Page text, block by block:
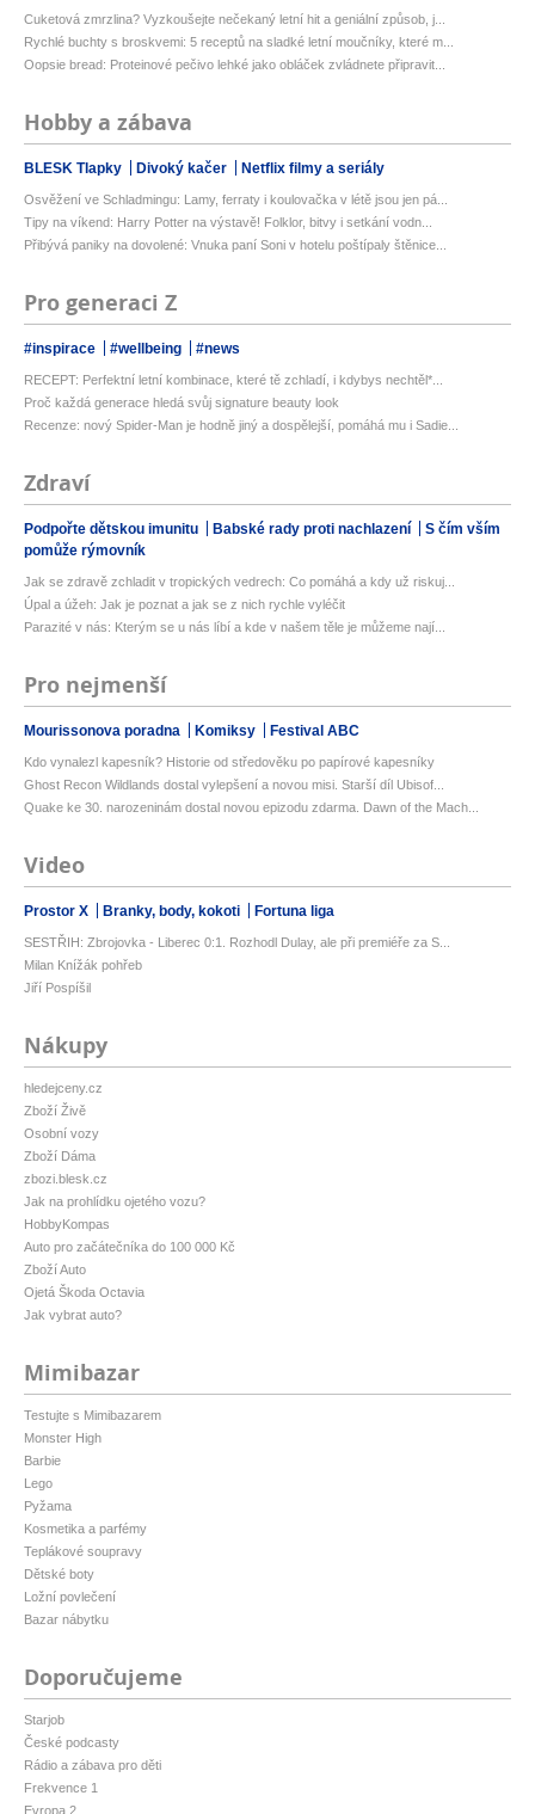
Cuketová zmrzlina? Vyzkoušejte nečekaný letní hit a geniální způsob, j...
Rychlé buchty s broskvemi: 5 receptů na sladké letní moučníky, které m...
Oopsie bread: Proteinové pečivo lehké jako obláček zvládnete připravit...
Hobby a zábava
BLESK Tlapky Divoký kačer Netflix filmy a seriály
Osvěžení ve Schladmingu: Lamy, ferraty i koulovačka v létě jsou jen pá...
Tipy na víkend: Harry Potter na výstavě! Folklor, bitvy i setkání vodn...
Přibývá paniky na dovolené: Vnuka paní Soni v hotelu poštípaly štěnice...
Pro generaci Z
#inspirace #wellbeing #news
RECEPT: Perfektní letní kombinace, které tě zchladí, i kdybys nechtěl*...
Proč každá generace hledá svůj signature beauty look
Recenze: nový Spider-Man je hodně jiný a dospělejší, pomáhá mu i Sadie...
Zdraví
Podpořte dětskou imunitu Babské rady proti nachlazení
S čím vším
pomůže rýmovník
Jak se zdravě zchladit v tropických vedrech: Co pomáhá a kdy už riskuj...
Úpal a úžeh: Jak je poznat a jak se z nich rychle vyléčit
Parazité v nás: Kterým se u nás líbí a kde v našem těle je můžeme nají...
Pro nejmenší
Mourissonova poradna Komiksy Festival ABC
Kdo vynalezl kapesník? Historie od středověku po papírové kapesníky
Ghost Recon Wildlands dostal vylepšení a novou misi. Starší díl Ubisof...
Quake ke 30. narozeninám dostal novou epizodu zdarma. Dawn of the Mach...
Video
Prostor X Branky, body, kokoti Fortuna liga
SESTŘIH: Zbrojovka - Liberec 0:1. Rozhodl Dulay, ale při premiéře za S...
Milan Knížák pohřeb
Jiří Pospíšil
Nákupy
hledejceny.cz
Zboží Živě
Osobní vozy
Zboží Dáma
zbozi.blesk.cz
Jak na prohlídku ojetého vozu?
HobbyKompas
Auto pro začátečníka do 100 000 Kč
Zboží Auto
Ojetá Škoda Octavia
Jak vybrat auto?
Mimibazar
Testujte s Mimibazarem
Monster High
Barbie
Lego
Pyžama
Kosmetika a parfémy
Teplákové soupravy
Dětské boty
Ložní povlečení
Bazar nábytku
Doporučujeme
Starjob
České podcasty
Rádio a zábava pro děti
Frekvence 1
Evropa 2